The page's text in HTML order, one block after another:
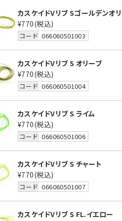
カスケイドVリブ Sゴールデンオ
¥770(税込)
コード 066060501003
カスケイドVリブ S オリーブ
¥770(税込)
コード 066060501004
カスケイドVリブ S ライム
¥770(税込)
コード 066060501006
カスケイドVリブ S チャート
¥770(税込)
コード 066060501007
カスケイドVリブ S FL.イエロー